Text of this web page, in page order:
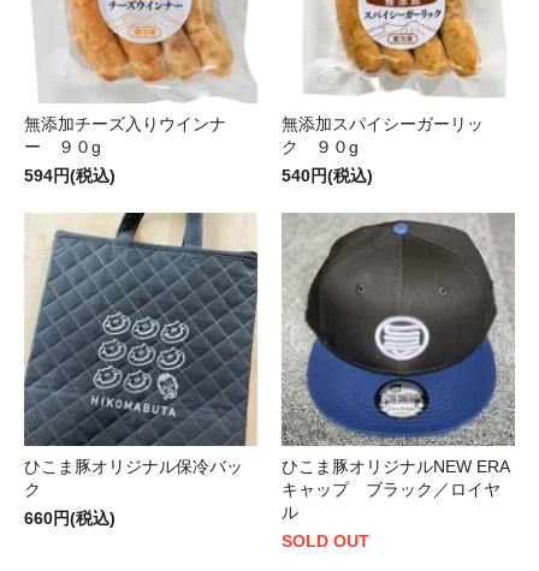
無添加チーズ入りウインナ
ー ９０g
594円(税込)
無添加スパイシーガーリッ
ク ９０g
540円(税込)
ひこま豚オリジナル保冷バッ
ク
660円(税込)
ひこま豚オリジナルNEW ERA
キャップ ブラック／ロイヤ
ル
SOLD OUT